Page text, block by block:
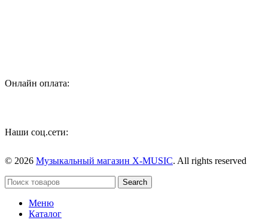
Онлайн оплата:
Наши соц.сети:
© 2026 Музыкальный магазин X-MUSIC. All rights reserved
Search
Меню
Каталог